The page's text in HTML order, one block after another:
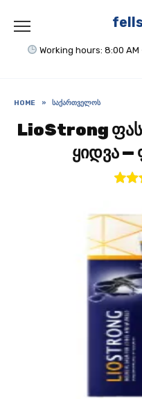
content
Working hours: 8:00 AM
HOME » ᲡᲐᲥᲐᲠᲗᲕᲔᲚᲝᲡ
LioStrong
ყიდვა —